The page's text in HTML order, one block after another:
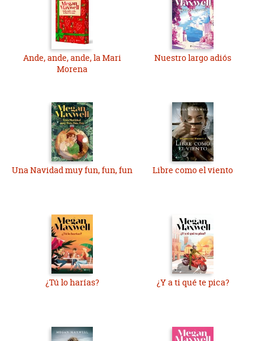
Ande, ande, ande, la Mari
Morena
Nuestro largo adiós
Una Navidad muy fun, fun, fun Libre como el viento
¿Tú lo harías? ¿Y a ti qué te pica?